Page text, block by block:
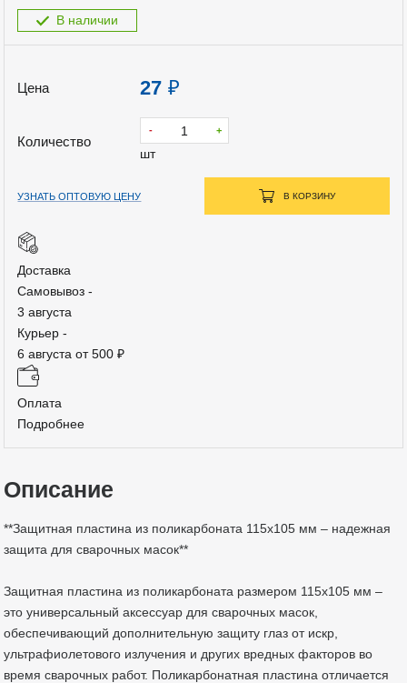
В наличии
Цена 27 ₽
Количество
- +
шт
УЗНАТЬ ОПТОВУЮ ЦЕНУ В КОРЗИНУ
Доставка
Самовывоз -
3 августа
Курьер -
6 августа от 500 ₽
Оплата
Подробнее
Описание
**Защитная пластина из поликарбоната 115х105 мм – надежная
защита для сварочных масок**
Защитная пластина из поликарбоната размером 115х105 мм –
это универсальный аксессуар для сварочных масок,
обеспечивающий дополнительную защиту глаз от искр,
ультрафиолетового излучения и других вредных факторов во
время сварочных работ. Поликарбонатная пластина отличается